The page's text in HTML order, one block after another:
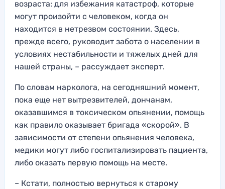
возраста: для избежания катастроф, которые
могут произойти с человеком, когда он
находится в нетрезвом состоянии. Здесь,
прежде всего, руководит забота о населении в
условиях нестабильности и тяжелых дней для
нашей страны, – рассуждает эксперт.
По словам нарколога, на сегодняшний момент,
пока еще нет вытрезвителей, дончанам,
оказавшимся в токсическом опьянении, помощь
как правило оказывает бригада «скорой». В
зависимости от степени опьянения человека,
медики могут либо госпитализировать пациента,
либо оказать первую помощь на месте.
– Кстати, полностью вернуться к старому